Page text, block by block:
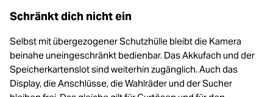
Schränkt dich nicht ein
Selbst mit übergezogener Schutzhülle bleibt die Kamera
beinahe uneingeschränkt bedienbar. Das Akkufach und der
Speicherkartenslot sind weiterhin zugänglich. Auch das
Display, die Anschlüsse, die Wahlräder und der Sucher